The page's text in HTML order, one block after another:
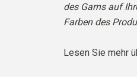
des Garns auf
Farben des
Lesen Sie mehr